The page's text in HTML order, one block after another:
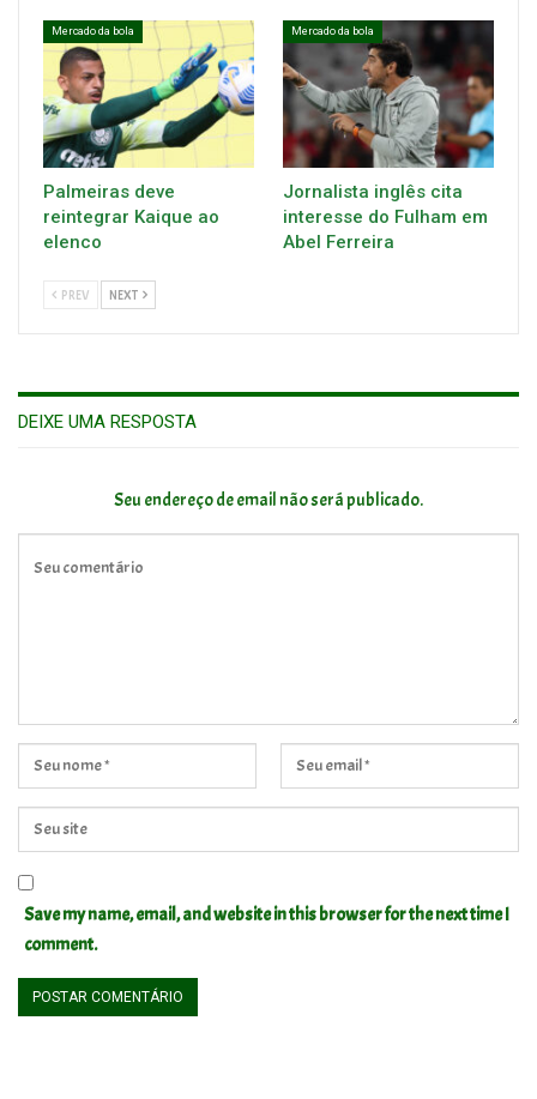
Mercado da bola
Palmeiras deve
reintegrar Kaique ao
elenco
Mercado da bola
Jornalista inglês cita
interesse do Fulham em
Abel Ferreira
PREV NEXT
DEIXE UMA RESPOSTA
Seu endereço de email não será publicado.
Save my name, email, and website in this browser for the next time I
comment.